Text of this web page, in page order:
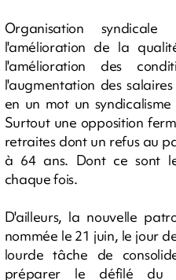
Organisation
l'amélioration de la
l'amélioration des
l'augmentation des
en un mot un
Surtout une opposition
retraites dont un refus au
à 64 ans. Dont ce sont
chaque fois.
D'ailleurs, la nouvelle
nommée le 21 juin, le jour
lourde tâche de
préparer le défilé du